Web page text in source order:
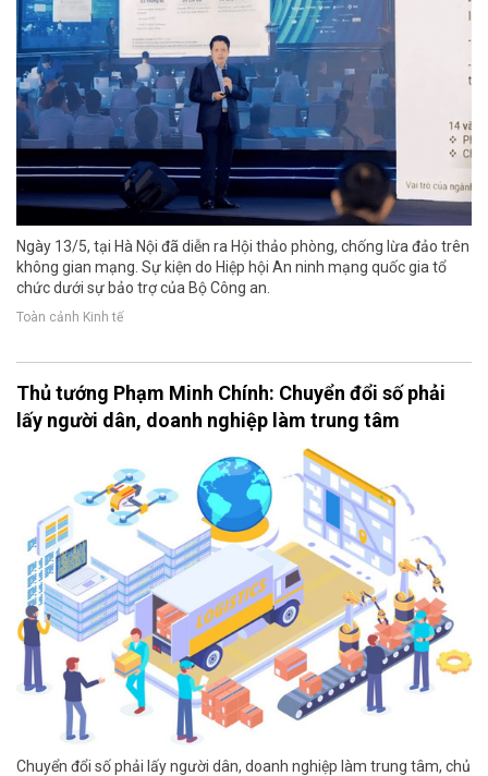
Ngày 13/5, tại Hà Nội đã diễn ra Hội thảo phòng, chống lừa đảo trên
không gian mạng. Sự kiện do Hiệp hội An ninh mạng quốc gia tổ
chức dưới sự bảo trợ của Bộ Công an.
Toàn cảnh Kinh tế
Thủ tướng Phạm Minh Chính: Chuyển đổi số phải
lấy người dân, doanh nghiệp làm trung tâm
Chuyển đổi số phải lấy người dân, doanh nghiệp làm trung tâm, chủ